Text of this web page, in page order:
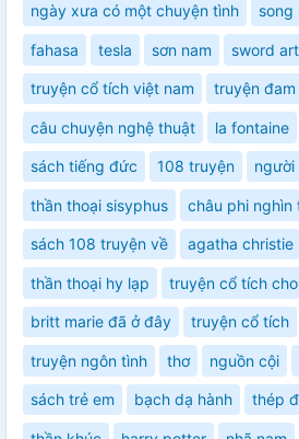
ngày xưa có một chuyện tình song
fahasa tesla sơn nam sword
truyện cổ tích việt nam truyện đam
câu chuyện nghệ thuật la fontaine
sách tiếng đức 108 truyện người
thần thoại sisyphus châu phi nghìn
sách 108 truyện về agatha christie
thần thoại hy lạp truyện cổ tích
britt marie đã ở đây truyện cổ tích
truyện ngôn tình thơ nguồn cội
sách trẻ em bạch dạ hành thép